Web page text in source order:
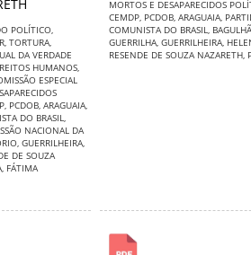
POLÍTICO,
, TORTURA,
DA VERDADE
HUMANOS,
ESPECIAL
, PCDOB, ARAGUAIA,
DO BRASIL,
NACIONAL DA
, GUERRILHEIRA,
DE SOUZA
, FÁTIMA
MORTOS E DESAPARECIDOS
CEMDP, PCDOB, ARAGUAIA,
COMUNISTA DO BRASIL,
GUERRILHA, GUERRILHEIRA,
RESENDE DE SOUZA NAZARETH,